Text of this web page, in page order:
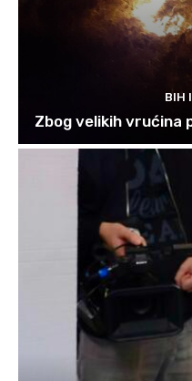
BIH
Zbog velikih vrućina